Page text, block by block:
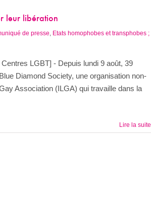
leur libération
de presse Etats homophobes et transphobes ;
LGBT] - Depuis lundi 9 août, 39
Diamond Society, une organisation non-
Association (ILGA) qui travaille dans la
Lire la suite